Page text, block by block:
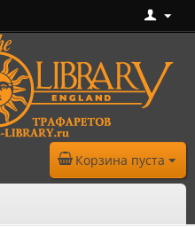
Корзина пуста